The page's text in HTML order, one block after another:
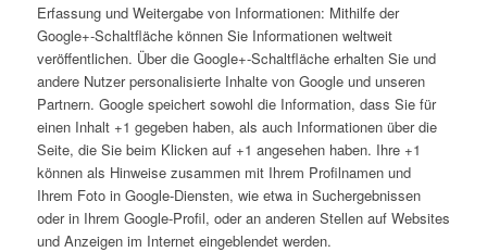
Erfassung und Weitergabe von Informationen: Mithilfe der
Google+-Schaltfläche können Sie Informationen weltweit
veröffentlichen. Über die Google+-Schaltfläche erhalten Sie und
andere Nutzer personalisierte Inhalte von Google und unseren
Partnern. Google speichert sowohl die Information, dass Sie für
einen Inhalt +1 gegeben haben, als auch Informationen über die
Seite, die Sie beim Klicken auf +1 angesehen haben. Ihre +1
können als Hinweise zusammen mit Ihrem Profilnamen und
Ihrem Foto in Google-Diensten, wie etwa in Suchergebnissen
oder in Ihrem Google-Profil, oder an anderen Stellen auf Websites
und Anzeigen im Internet eingeblendet werden.